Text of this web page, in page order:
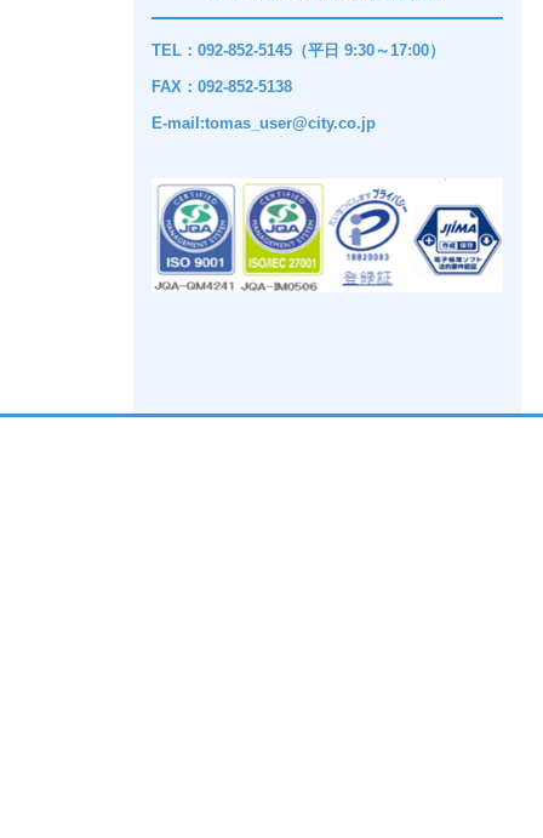
TEL：092-852-5145（平日 9:30～17:00）
FAX：092-852-5138
E-mail:tomas_user@city.co.jp